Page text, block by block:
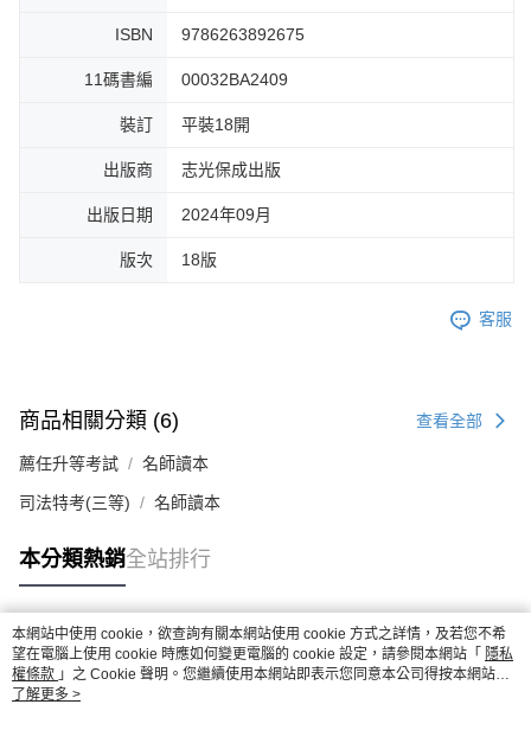
ISBN 9786263892675
11碼書編 00032BA2409
裝訂 平裝18開
出版商 志光保成出版
出版日期 2024年09月
版次 18版
客服
商品相關分類 (6) 查看全部
薦任升等考試 名師讀本
司法特考(三等) 名師讀本
本分類熱銷全站排行
熱門標籤
本網站中使用 cookie，欲查詢有關本網站使用 cookie 方式之詳情，及若您不希
望在電腦上使用 cookie 時應如何變更電腦的 cookie 設定，請參閱本網站「 隱私
權條款 」之 Cookie 聲明。您繼續使用本網站即表示您同意本公司得按本網站使
用條款之 Cookie 聲明使用 cookie。
了解更多 >